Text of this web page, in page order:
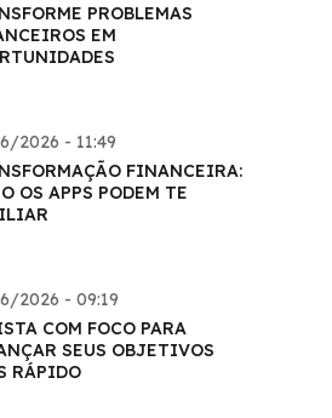
PROBLEMAS
EM
2026 - 11:49
FINANCEIRA:
OS APPS PODEM TE
2026 - 09:19
COM FOCO PARA
SEUS OBJETIVOS
RÁPIDO